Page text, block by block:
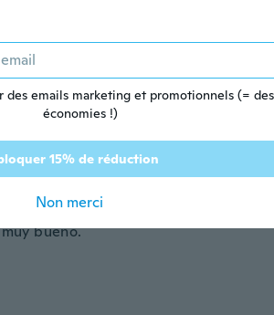
muy contenta es muy bonito con
bueno.
des emails marketing et promotionnels (= des
économies !)
15% de réduction
Non merci